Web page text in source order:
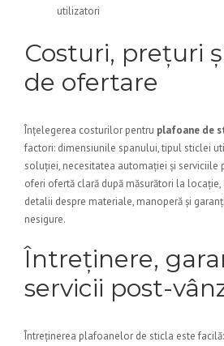
utilizatori
Costuri, prețuri
de ofertare
Înțelegerea costurilor pentru plafoane de
factori: dimensiunile spanului, tipul sticlei
soluției, necesitatea automației și serviciile
oferi ofertă clară după măsurători la locație,
detalii despre materiale, manoperă și
nesigure.
Întreținere,
servicii post-
Întreținerea plafoanelor de sticla este